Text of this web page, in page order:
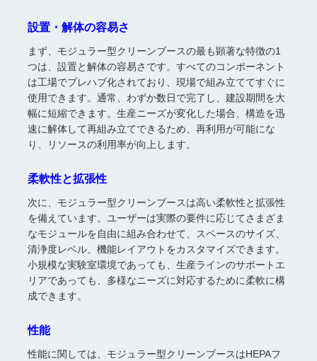
設置・解体の容易さ
まず、モジュラー型クリーンブースの最も顕著な特徴の1
つは、設置と解体の容易さです。すべてのコンポーネント
は工場でプレハブ化されており、現場で組み立ててすぐに
使用できます。通常、わずか数日で完了し、建設期間を大
幅に短縮できます。生産ニーズが変化した場合、構造を迅
速に解体して再組み立てできるため、再利用が可能にな
り、リソースの利用率が向上します。
柔軟性と拡張性
次に、モジュラー型クリーンブースは高い柔軟性と拡張性
を備えています。ユーザーは実際の要件に応じてさまざま
なモジュールを自由に組み合わせて、スペースのサイズ、
清浄度レベル、機能レイアウトをカスタマイズできます。
小規模な実験室環境であっても、生産ラインのサポートエ
リアであっても、多様なニーズに対応するために柔軟に構
成できます。
性能
性能に関しては、モジュラー型クリーンブースはHEPAフ